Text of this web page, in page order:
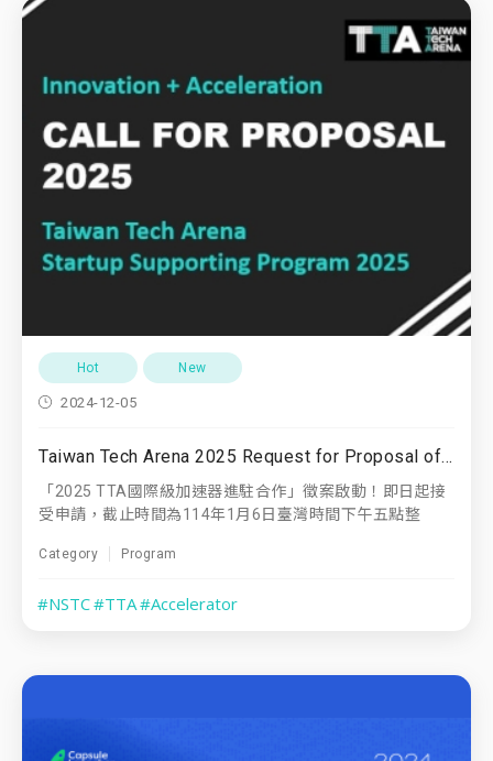
Hot New
2024-12-05
Taiwan Tech Arena 2025 Request for Proposal of International Startup Supporting Program
「2025 TTA國際級加速器進駐合作」徵案啟動！即日起接
受申請，截止時間為114年1月6日臺灣時間下午五點整
Category Program
#NSTC#TTA#Accelerator